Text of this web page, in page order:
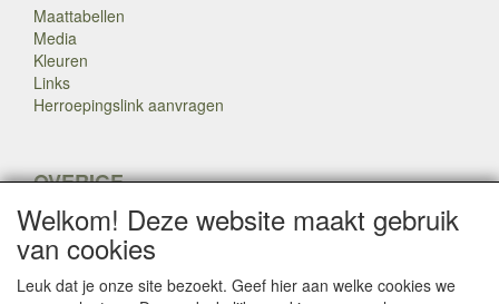
Maattabellen
Media
Kleuren
Links
Herroepingslink aanvragen
OVERIGE
Veteranen
Nieuws
Inkoop
Herroepingslink aanvragen
Welkom! Deze website maakt gebruik
van cookies
Leuk dat je onze site bezoekt. Geef hier aan welke cookies we